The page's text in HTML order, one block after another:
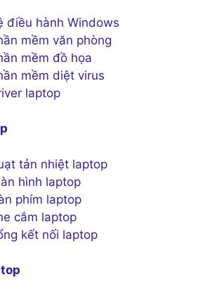
điều hành Windows
mềm văn phòng
mềm đồ họa
mềm diệt virus
laptop
tản nhiệt laptop
hình laptop
phím laptop
cắm laptop
kết nối laptop